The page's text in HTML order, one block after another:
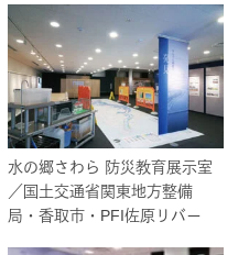
水の郷さわら 防災教育展示室
／国土交通省関東地方整備
局・香取市・PFI佐原リバー